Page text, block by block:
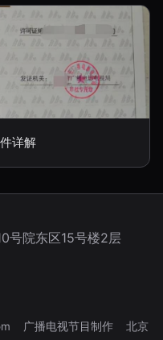
详解
号院东区15号楼2层
广播电视节目制作
北京